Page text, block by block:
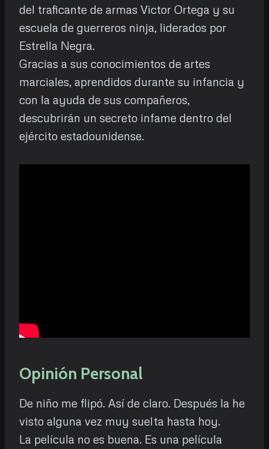
del traficante de armas Victor Ortega y su
escuela de guerreros ninja, liderados por
Estrella Negra.
Gracias a sus conocimientos de artes
marciales, aprendidos durante su infancia y
con la ayuda de sus compañeros,
descubrirán un secreto infame dentro del
ejército estadounidense.
Opinión Personal
De niño me flipó. Así de claro. Después la he
visto alguna vez muy suelta hasta hoy.
La película no es buena. Es una película